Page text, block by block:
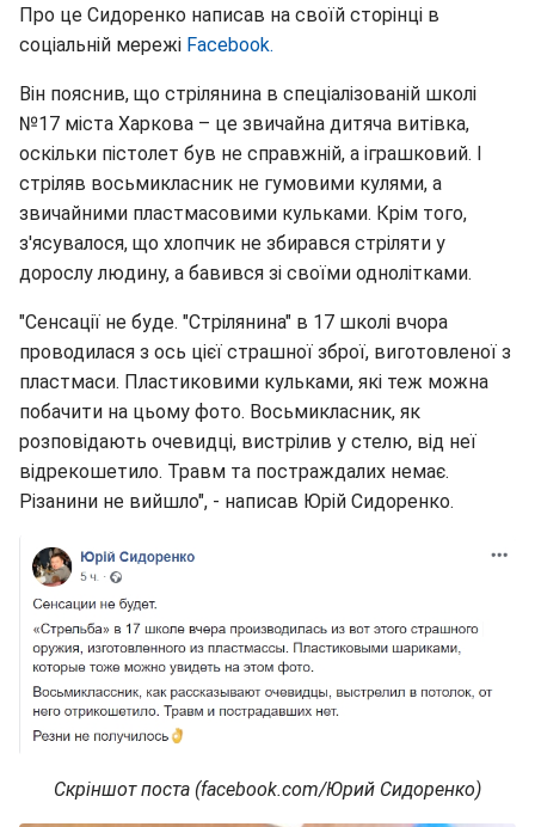
Про це Сидоренко написав на своїй сторінці в
соціальній мережі Facebook.
Він пояснив, що стрілянина в спеціалізованій школі
№17 міста Харкова – це звичайна дитяча витівка,
оскільки пістолет був не справжній, а іграшковий. І
стріляв восьмикласник не гумовими кулями, а
звичайними пластмасовими кульками. Крім того,
з'ясувалося, що хлопчик не збирався стріляти у
дорослу людину, а бавився зі своїми однолітками.
"Сенсації не буде. "Стрілянина" в 17 школі вчора
проводилася з ось цієї страшної зброї, виготовленої з
пластмаси. Пластиковими кульками, які теж можна
побачити на цьому фото. Восьмикласник, як
розповідають очевидці, вистрілив у стелю, від неї
відрекошетило. Травм та постраждалих немає.
Різанини не вийшло", - написав Юрій Сидоренко.
Скріншот поста (facebook.com/Юрий Сидоренко)